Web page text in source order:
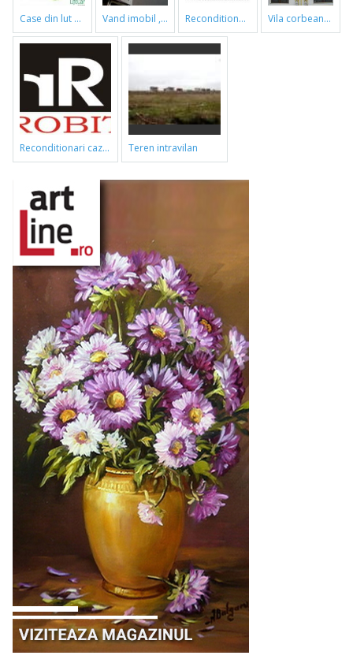
case din lut si paie vand imobil ,790m,piata gorjului,pret negociabil reconditionari cazi de baie vila corbeanca
reconditionari cazi de baie teren intravilan